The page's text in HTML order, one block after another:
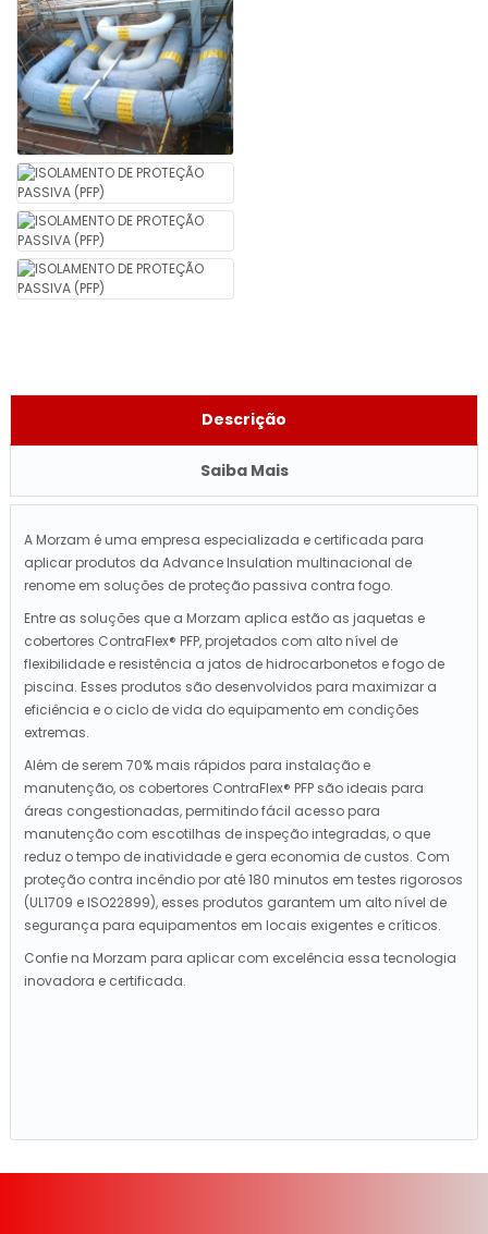
Descrição
Saiba Mais
A Morzam é uma empresa especializada e certificada para
aplicar produtos da Advance Insulation multinacional de
renome em soluções de proteção passiva contra fogo.
Entre as soluções que a Morzam aplica estão as jaquetas e
cobertores ContraFlex® PFP, projetados com alto nível de
flexibilidade e resistência a jatos de hidrocarbonetos e fogo de
piscina. Esses produtos são desenvolvidos para maximizar a
eficiência e o ciclo de vida do equipamento em condições
extremas.
Além de serem 70% mais rápidos para instalação e
manutenção, os cobertores ContraFlex® PFP são ideais para
áreas congestionadas, permitindo fácil acesso para
manutenção com escotilhas de inspeção integradas, o que
reduz o tempo de inatividade e gera economia de custos. Com
proteção contra incêndio por até 180 minutos em testes rigorosos
(UL1709 e ISO22899), esses produtos garantem um alto nível de
segurança para equipamentos em locais exigentes e críticos.
Confie na Morzam para aplicar com excelência essa tecnologia
inovadora e certificada.